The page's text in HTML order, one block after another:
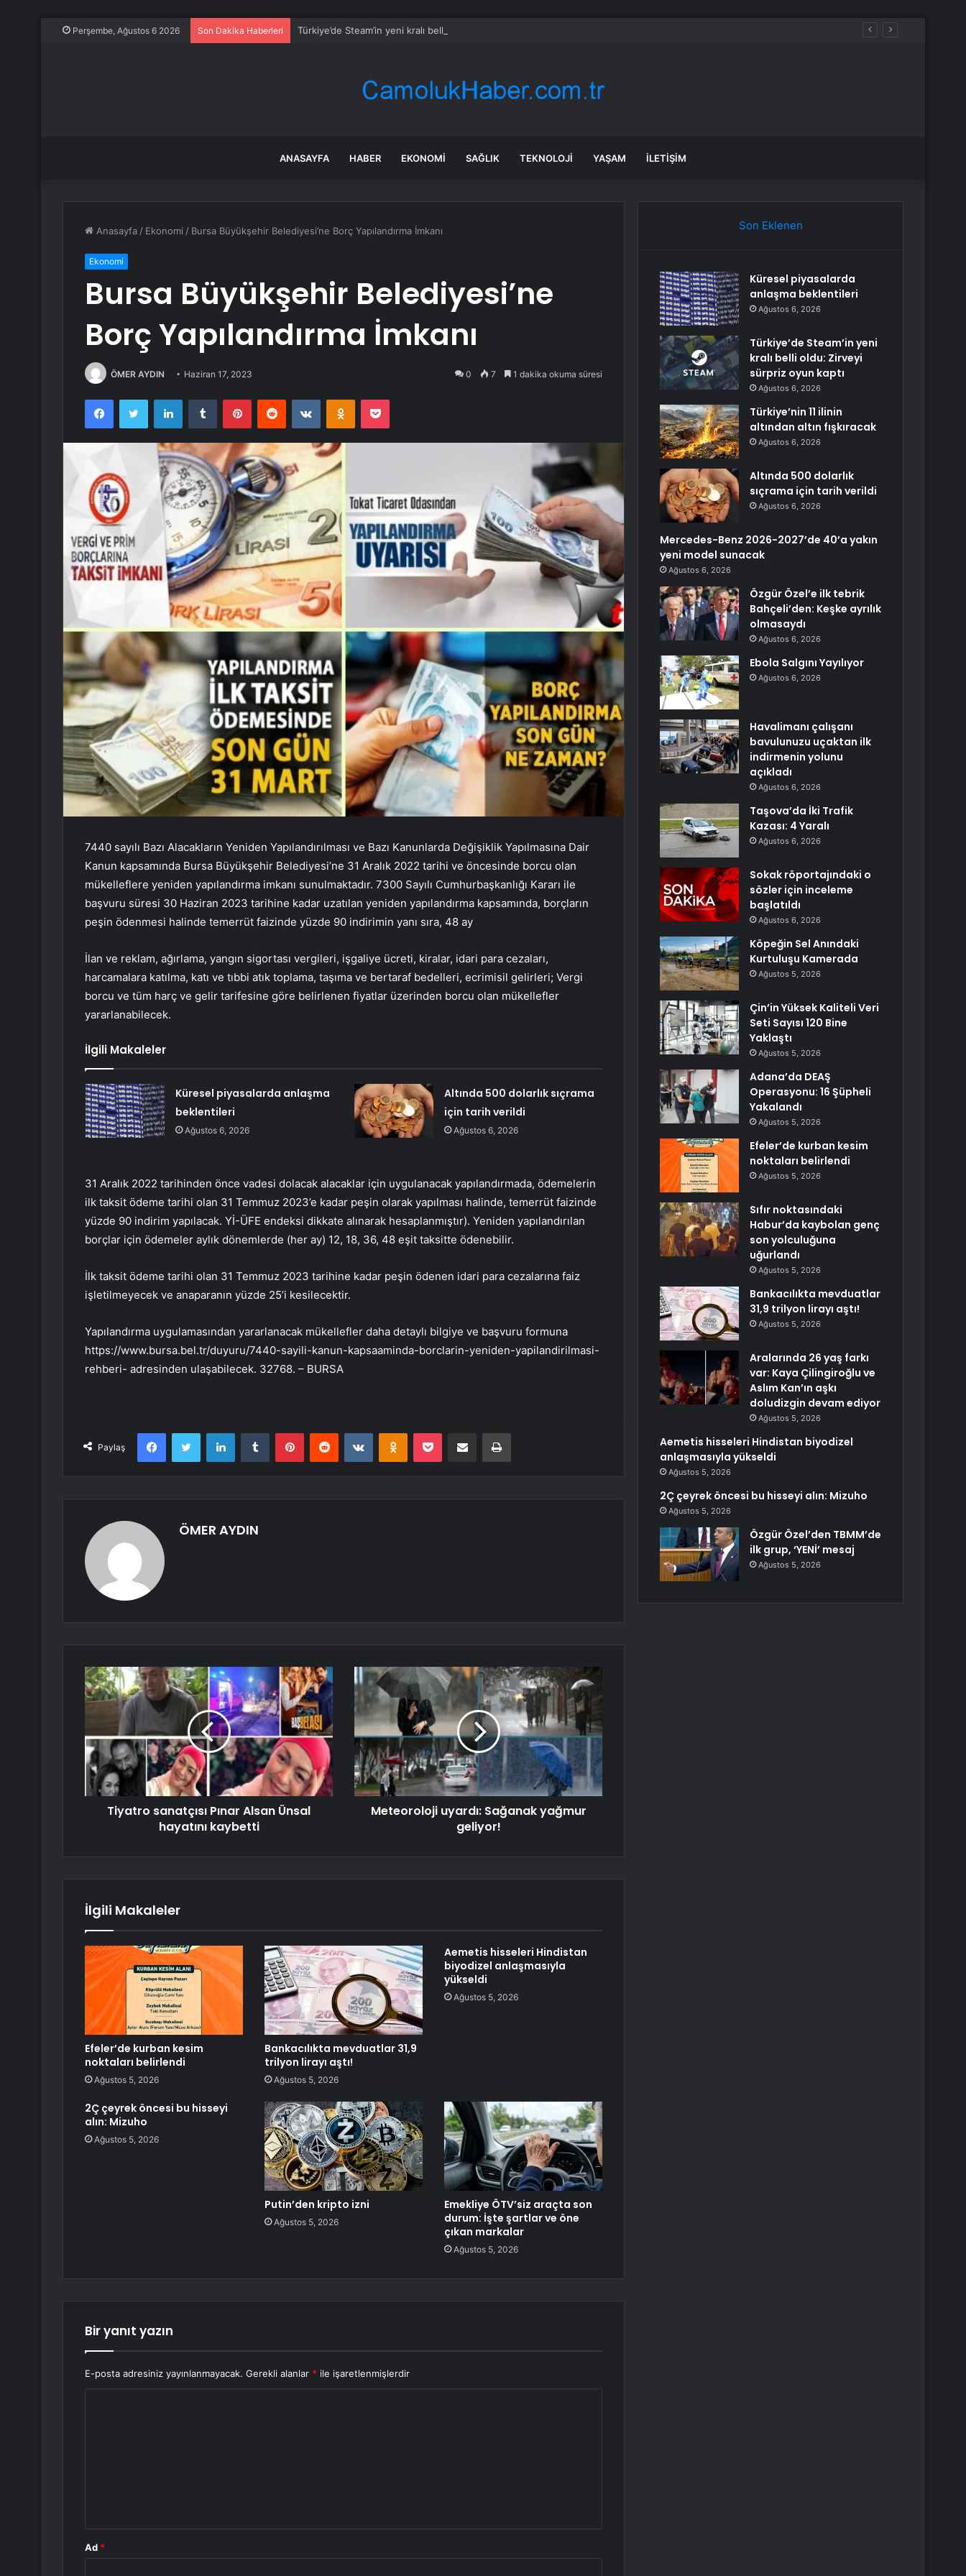
Perşembe, Ağustos 6 2026 Son Dakika Haberleri Türkiye’de Steam’in yeni kralı belli oldu: Zirveyi sürpriz oyun kaptı
ANASAYFA HABER EKONOMI SAĞLIK TEKNOLOJI YAŞAM İLETIŞIM
Anasayfa / Ekonomi / Bursa Büyükşehir Belediyesi’ne Borç Yapılandırma İmkanı
Ekonomi
Bursa Büyükşehir Belediyesi’ne
Borç Yapılandırma İmkanı
ÖMER AYDIN Haziran 17, 2023 0 7 1 dakika okuma süresi
FacebookTwitter LinkedInTumblr PinterestReddit VKontakteOdnoklassniki
Pocket
7440 sayılı Bazı Alacakların Yeniden Yapılandırılması ve Bazı Kanunlarda Değişiklik Yapılmasına Dair
Kanun kapsamında Bursa Büyükşehir Belediyesi’ne 31 Aralık 2022 tarihi ve öncesinde borcu olan
mükelleflere yeniden yapılandırma imkanı sunulmaktadır. 7300 Sayılı Cumhurbaşkanlığı Kararı ile
başvuru süresi 30 Haziran 2023 tarihine kadar uzatılan yeniden yapılandırma kapsamında, borçların
peşin ödenmesi halinde temerrüt faizinde yüzde 90 indirimin yanı sıra, 48 ay
İlan ve reklam, ağırlama, yangın sigortası vergileri, işgaliye ücreti, kiralar, idari para cezaları,
harcamalara katılma, katı ve tıbbi atık toplama, taşıma ve bertaraf bedelleri, ecrimisil gelirleri; Vergi
borcu ve tüm harç ve gelir tarifesine göre belirlenen fiyatlar üzerinden borcu olan mükellefler
yararlanabilecek.
İlgili Makaleler
Küresel piyasalarda anlaşma
beklentileri
Ağustos 6, 2026
Altında 500 dolarlık sıçrama
için tarih verildi
Ağustos 6, 2026
31 Aralık 2022 tarihinden önce vadesi dolacak alacaklar için uygulanacak yapılandırmada, ödemelerin
ilk taksit ödeme tarihi olan 31 Temmuz 2023’e kadar peşin olarak yapılması halinde, temerrüt faizinde
yüzde 90 indirim yapılacak. Yİ-ÜFE endeksi dikkate alınarak hesaplanmıştır). Yeniden yapılandırılan
borçlar için ödemeler aylık dönemlerde (her ay) 12, 18, 36, 48 eşit taksitte ödenebilir.
İlk taksit ödeme tarihi olan 31 Temmuz 2023 tarihine kadar peşin ödenen idari para cezalarına faiz
işletilmeyecek ve anaparanın yüzde 25’i kesilecektir.
Yapılandırma uygulamasından yararlanacak mükellefler daha detaylı bilgiye ve başvuru formuna
https://www.bursa.bel.tr/duyuru/7440-sayili-kanun-kapsaaminda-borclarin-yeniden-yapilandirilmasi-
rehberi- adresinden ulaşabilecek. 32768. – BURSA
Paylaş
FacebookTwitter LinkedInTumblr PinterestReddit VKontakteOdnoklassniki
Pocket E-Posta ile paylaş Yazdır
ÖMER AYDIN
Tiyatro sanatçısı Pınar Alsan Ünsal
hayatını kaybetti
Meteoroloji uyardı: Sağanak yağmur
geliyor!
İlgili Makaleler
Efeler’de kurban kesim
noktaları belirlendi
Ağustos 5, 2026
Bankacılıkta mevduatlar 31,9
trilyon lirayı aştı!
Ağustos 5, 2026
Aemetis hisseleri Hindistan
biyodizel anlaşmasıyla
yükseldi
Ağustos 5, 2026
2Ç çeyrek öncesi bu hisseyi
alın: Mizuho
Ağustos 5, 2026
Putin’den kripto izni
Ağustos 5, 2026
Emekliye ÖTV’siz araçta son
durum: İşte şartlar ve öne
çıkan markalar
Ağustos 5, 2026
Bir yanıt yazın
E-posta adresiniz yayınlanmayacak. Gerekli alanlar * ile işaretlenmişlerdir
Ad *
Son Eklenen
Küresel piyasalarda
anlaşma beklentileri
Ağustos 6, 2026
Türkiye’de Steam’in yeni
kralı belli oldu: Zirveyi
sürpriz oyun kaptı
Ağustos 6, 2026
Türkiye’nin 11 ilinin
altından altın fışkıracak
Ağustos 6, 2026
Altında 500 dolarlık
sıçrama için tarih verildi
Ağustos 6, 2026
Mercedes-Benz 2026-2027’de 40’a yakın
yeni model sunacak
Ağustos 6, 2026
Özgür Özel’e ilk tebrik
Bahçeli’den: Keşke ayrılık
olmasaydı
Ağustos 6, 2026
Ebola Salgını Yayılıyor
Ağustos 6, 2026
Havalimanı çalışanı
bavulunuzu uçaktan ilk
indirmenin yolunu
açıkladı
Ağustos 6, 2026
Taşova’da İki Trafik
Kazası: 4 Yaralı
Ağustos 6, 2026
Sokak röportajındaki o
sözler için inceleme
başlatıldı
Ağustos 6, 2026
Köpeğin Sel Anındaki
Kurtuluşu Kamerada
Ağustos 5, 2026
Çin’in Yüksek Kaliteli Veri
Seti Sayısı 120 Bine
Yaklaştı
Ağustos 5, 2026
Adana’da DEAŞ
Operasyonu: 16 Şüpheli
Yakalandı
Ağustos 5, 2026
Efeler’de kurban kesim
noktaları belirlendi
Ağustos 5, 2026
Sıfır noktasındaki
Habur’da kaybolan genç
son yolculuğuna
uğurlandı
Ağustos 5, 2026
Bankacılıkta mevduatlar
31,9 trilyon lirayı aştı!
Ağustos 5, 2026
Aralarında 26 yaş farkı
var: Kaya Çilingiroğlu ve
Aslım Kan’ın aşkı
doludizgin devam ediyor
Ağustos 5, 2026
Aemetis hisseleri Hindistan biyodizel
anlaşmasıyla yükseldi
Ağustos 5, 2026
2Ç çeyrek öncesi bu hisseyi alın: Mizuho
Ağustos 5, 2026
Özgür Özel’den TBMM’de
ilk grup, ‘YENİ’ mesaj
Ağustos 5, 2026